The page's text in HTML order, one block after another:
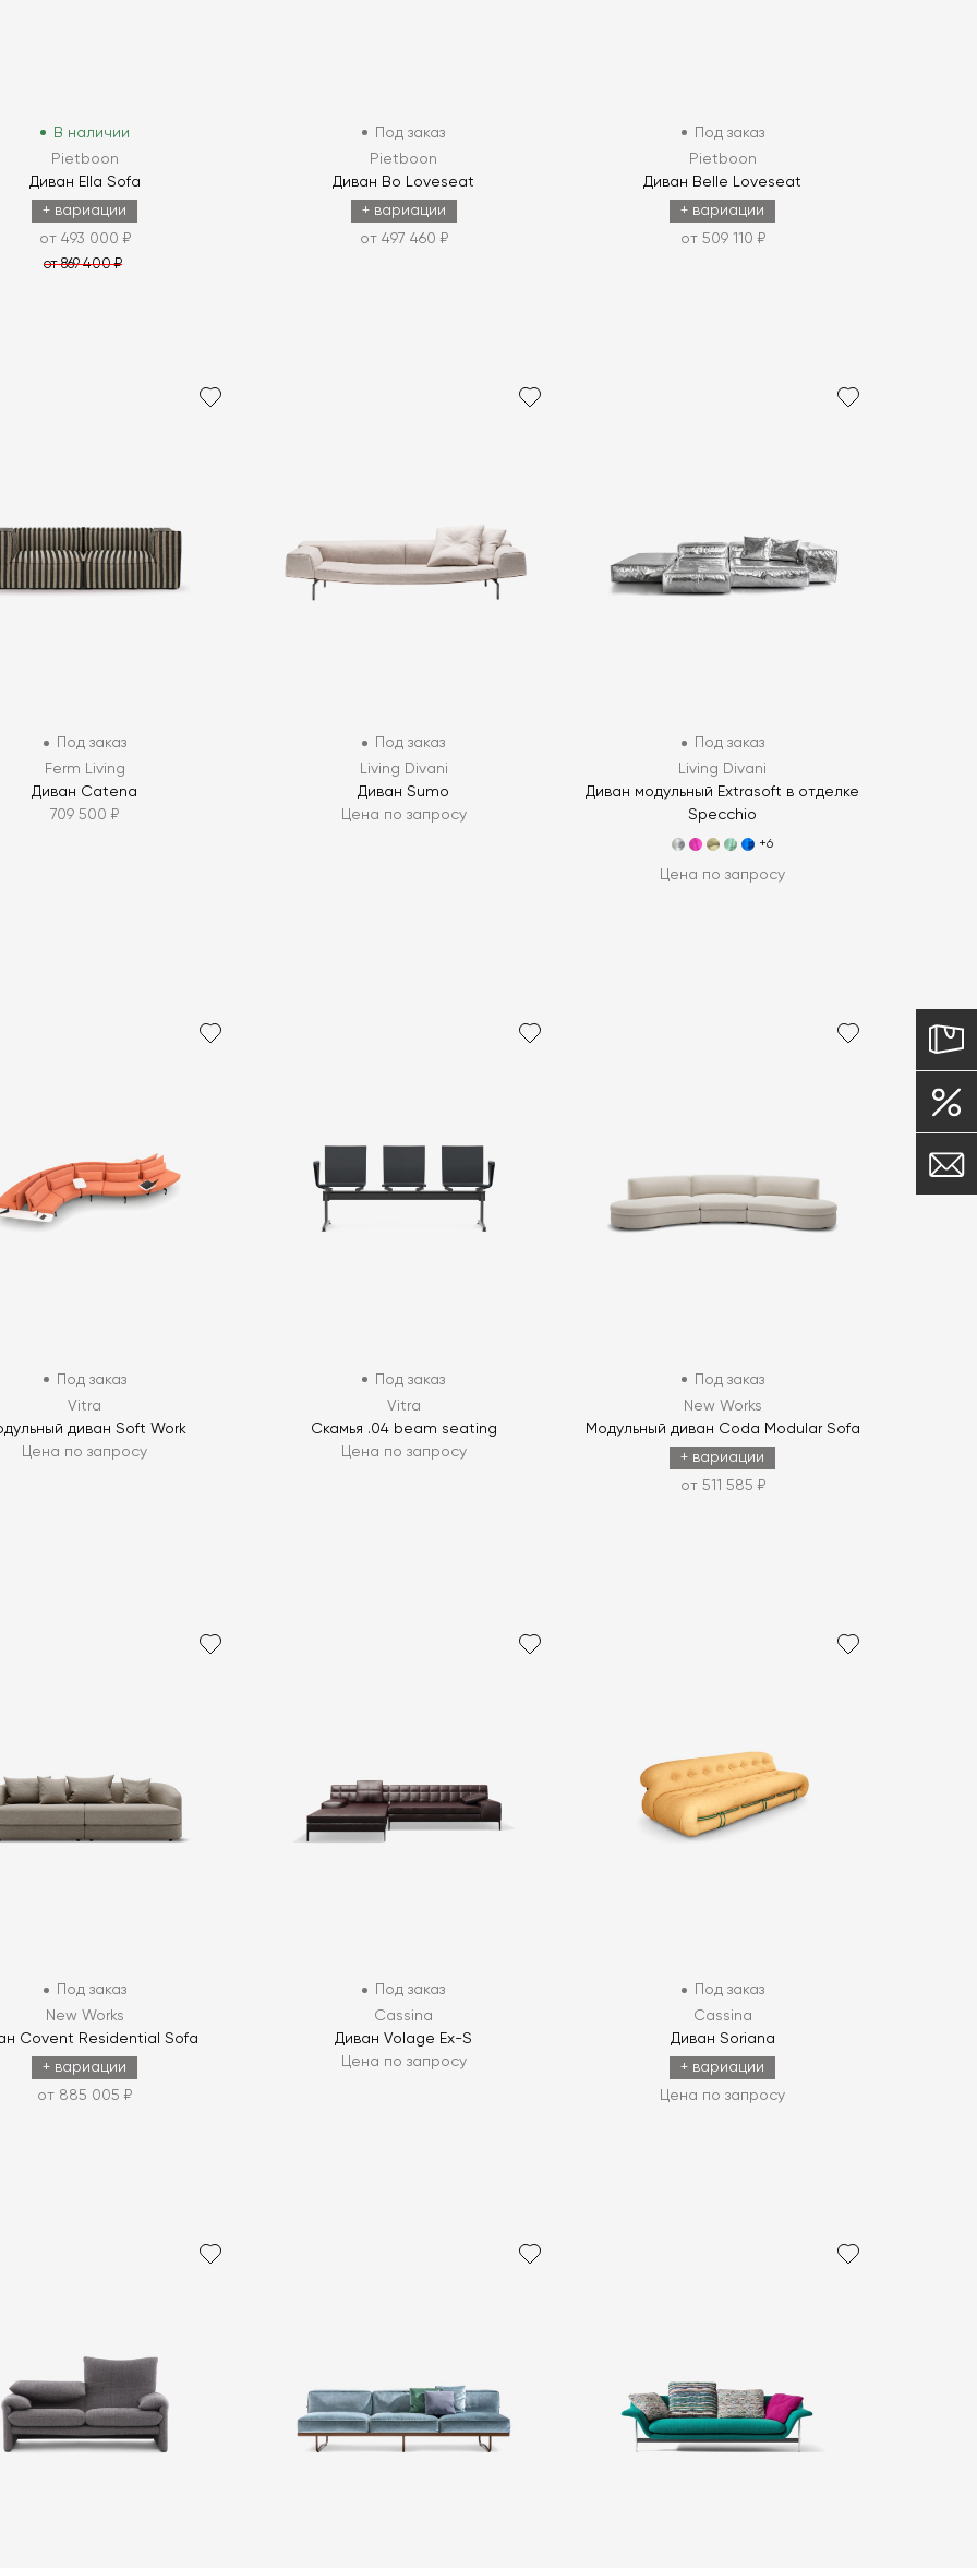
В наличии
Pietboon
Диван Ella Sofa
+ вариации
от 493 000 ₽
от 869 400 ₽
Под заказ
Pietboon
Диван Bo Loveseat
+ вариации
от 497 460 ₽
Под заказ
Pietboon
Диван Belle Loveseat
+ вариации
от 509 110 ₽
Под заказ
Ferm Living
Диван Catena
709 500 ₽
Под заказ
Living Divani
Диван Sumo
Цена по запросу
Под заказ
Living Divani
Диван модульный Extrasoft в отделке
Specchio
+6
Цена по запросу
Под заказ
Vitra
диван Soft Work
Цена по запросу
Под заказ
Vitra
Скамья .04 beam seating
Цена по запросу
Под заказ
New Works
Модульный диван Coda Modular Sofa
+ вариации
от 511 585 ₽
Под заказ
New Works
Covent Residential Sofa
+ вариации
от 885 005 ₽
Под заказ
Cassina
Диван Volage Ex-S
Цена по запросу
Под заказ
Cassina
Диван Soriana
+ вариации
Цена по запросу